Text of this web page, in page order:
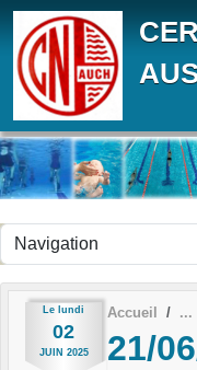
Le lundi
02
JUIN 2025
Accueil
21/
Panneau de gestion des